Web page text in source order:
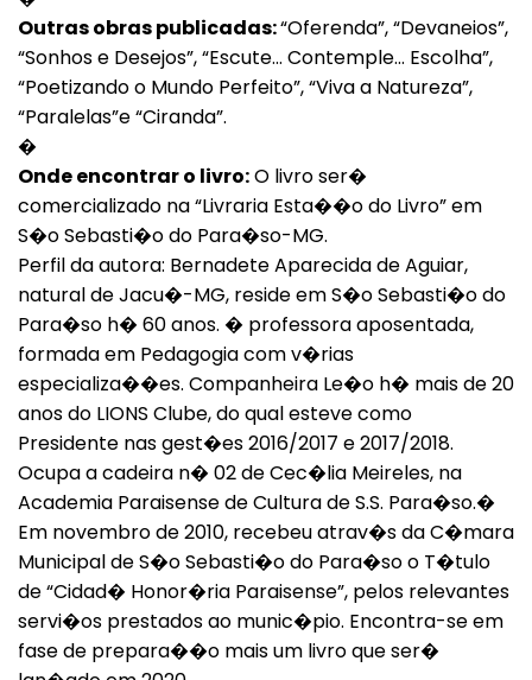
Voltar
Outras obras publicadas:“Oferenda”, “Devaneios”,
“Sonhos e Desejos”, “Escute... Contemple... Escolha”,
“Poetizando o Mundo Perfeito”, “Viva a Natureza”,
“Paralelas”e “Ciranda”.
�
Onde encontrar o livro:O livro ser�
comercializado na “Livraria Esta��o do Livro” em
S�o Sebasti�o do Para�so-MG.
Perfil da autora: Bernadete Aparecida de Aguiar,
natural de Jacu�-MG, reside em S�o Sebasti�o do
Para�so h� 60 anos. � professora aposentada,
formada em Pedagogia com v�rias
especializa��es. Companheira Le�o h� mais de 20
anos do LIONS Clube, do qual esteve como
Presidente nas gest�es 2016/2017 e 2017/2018.
Ocupa a cadeira n� 02 de Cec�lia Meireles, na
Academia Paraisense de Cultura de S.S. Para�so.�
Em novembro de 2010, recebeu atrav�s da C�mara
Municipal de S�o Sebasti�o do Para�so o T�tulo
de “Cidad� Honor�ria Paraisense”, pelos relevantes
servi�os prestados ao munic�pio. Encontra-se em
fase de prepara��o mais um livro que ser�